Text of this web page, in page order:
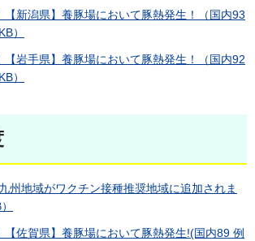
【新潟県】養豚場において豚熱発生！（国内93
）
【岩手県】養豚場において豚熱発生！（国内92
）
州地域がワクチン接種推奨地域に追加されま
【佐賀県】養豚場において豚熱発生!(国内89 例